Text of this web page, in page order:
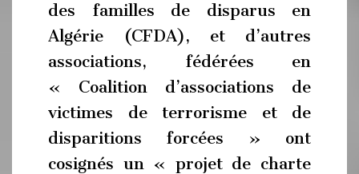
des familles de disparus en
Algérie (CFDA), et d’autres
associations, fédérées en
« Coalition d’associations de
victimes de terrorisme et de
disparitions forcées » ont
cosignés un « projet de charte